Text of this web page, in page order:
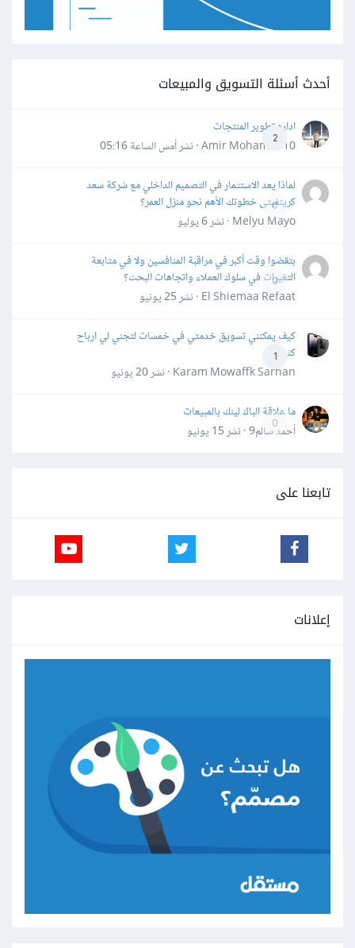
أحدث أسئلة التسويق والمبيعات
2
اداره تطوير المنتجات
Amir Mohamed10 · نشر
أمس الساعة 05:16
0
لماذا يعد الاستثمار في التصميم الداخلي مع شركة سعد
كريتفيتى خطوتك الأهم نحو منزل العمر؟
Melyu Mayo · نشر
6 يوليو
0
بتقضوا وقت أكبر في مراقبة المنافسين ولا في متابعة
التغيرات في سلوك العملاء واتجاهات البحث؟
El Shiemaa Refaat · نشر
25 يونيو
1
كيف يمكنني تسويق خدمتي في خمسات لتجني لي ارباح
كثيرة
Karam Mowaffk Sarhan · نشر
20 يونيو
0
ما علاقة الباك لينك بالمبيعات
أحمد سالم9 · نشر
15 يونيو
تابعنا على
إعلانات